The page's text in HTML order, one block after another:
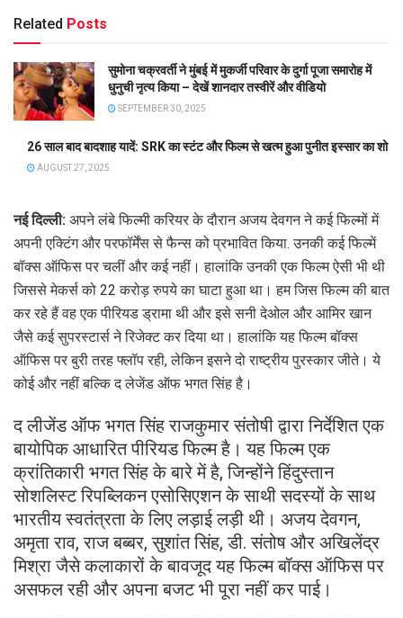
Related Posts
सुमोना चक्रवर्ती ने मुंबई में मुकर्जी परिवार के दुर्गा पूजा समारोह में
धुनुची नृत्य किया – देखें शानदार तस्वीरें और वीडियो
SEPTEMBER 30, 2025
26 साल बाद बादशाह यादें: SRK का स्टंट और फिल्म से खत्म हुआ पुनीत इस्सार का शो
AUGUST 27, 2025
नई दिल्ली: अपने लंबे फिल्मी करियर के दौरान अजय देवगन ने कई फिल्मों में
अपनी एक्टिंग और परफॉर्मेंस से फैन्स को प्रभावित किया. उनकी कई फिल्में
बॉक्स ऑफिस पर चलीं और कई नहीं। हालांकि उनकी एक फिल्म ऐसी भी थी
जिससे मेकर्स को 22 करोड़ रुपये का घाटा हुआ था। हम जिस फिल्म की बात
कर रहे हैं वह एक पीरियड ड्रामा थी और इसे सनी देओल और आमिर खान
जैसे कई सुपरस्टार्स ने रिजेक्ट कर दिया था। हालांकि यह फिल्म बॉक्स
ऑफिस पर बुरी तरह फ्लॉप रही, लेकिन इसने दो राष्ट्रीय पुरस्कार जीते। ये
कोई और नहीं बल्कि द लेजेंड ऑफ भगत सिंह है।
द लीजेंड ऑफ भगत सिंह राजकुमार संतोषी द्वारा निर्देशित एक
बायोपिक आधारित पीरियड फिल्म है। यह फिल्म एक
क्रांतिकारी भगत सिंह के बारे में है, जिन्होंने हिंदुस्तान
सोशलिस्ट रिपब्लिकन एसोसिएशन के साथी सदस्यों के साथ
भारतीय स्वतंत्रता के लिए लड़ाई लड़ी थी। अजय देवगन,
अमृता राव, राज बब्बर, सुशांत सिंह, डी. संतोष और अखिलेंद्र
मिश्रा जैसे कलाकारों के बावजूद यह फिल्म बॉक्स ऑफिस पर
असफल रही और अपना बजट भी पूरा नहीं कर पाई।